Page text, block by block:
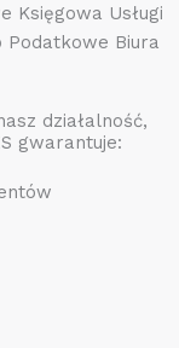
Księgowa Usługi
Podatkowe Biura
działalność,
gwarantuje: